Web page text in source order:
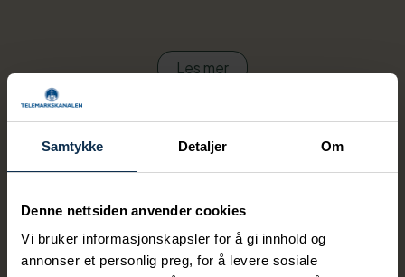
Samtykke Detaljer Om
Denne nettsiden anvender cookies
Vi bruker informasjonskapsler for å gi innhold og
annonser et personlig preg, for å levere sosiale
Les mer